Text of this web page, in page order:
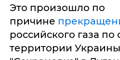
Это произошло по
причине
российского газа
территории